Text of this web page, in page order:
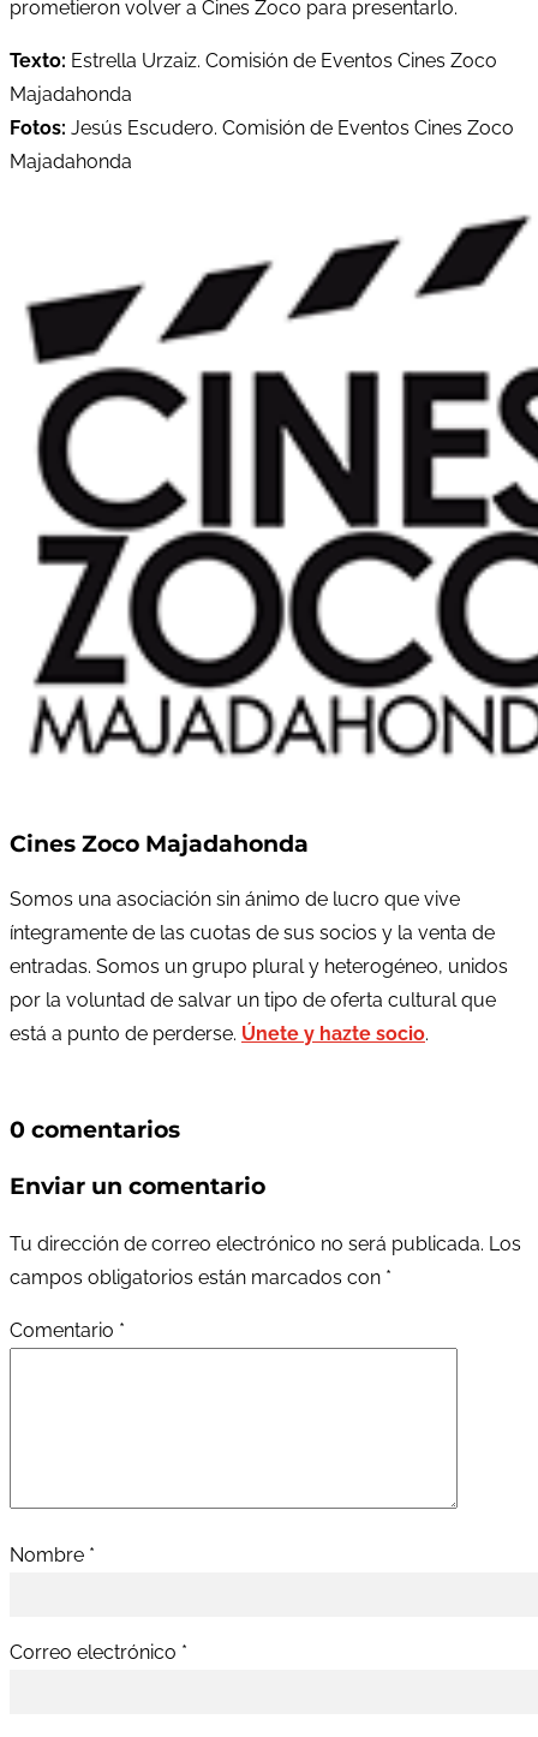
prometieron volver a Cines Zoco para presentarlo.
Texto: Estrella Urzaiz. Comisión de Eventos Cines Zoco
Majadahonda
Fotos: Jesús Escudero. Comisión de Eventos Cines Zoco
Majadahonda
Cines Zoco Majadahonda
Somos una asociación sin ánimo de lucro que vive
íntegramente de las cuotas de sus socios y la venta de
entradas. Somos un grupo plural y heterogéneo, unidos
por la voluntad de salvar un tipo de oferta cultural que
está a punto de perderse. Únete y hazte socio.
0 comentarios
Enviar un comentario
Tu dirección de correo electrónico no será publicada. Los
campos obligatorios están marcados con *
Comentario *
Nombre *
Correo electrónico *